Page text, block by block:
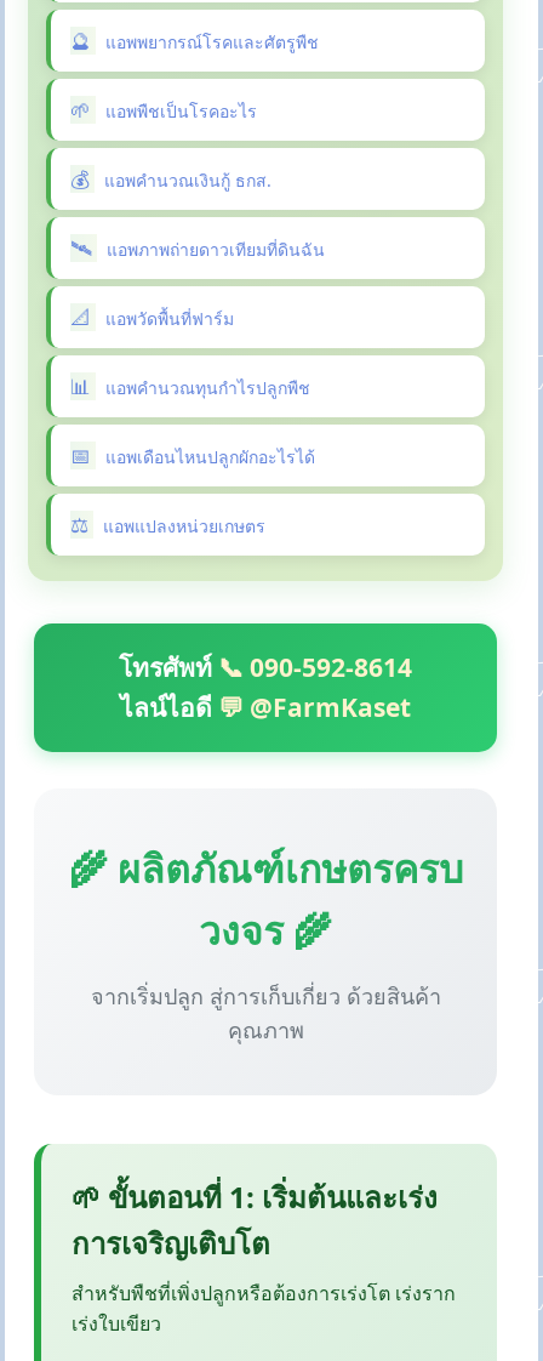
แอพพยากรณ์โรคและศัตรูพืช
แอพพืชเป็นโรคอะไร
แอพคำนวณเงินกู้ ธกส.
แอพภาพถ่ายดาวเทียมที่ดินฉัน
แอพวัดพื้นที่ฟาร์ม
แอพคำนวณทุนกำไรปลูกพืช
แอพเดือนไหนปลูกผักอะไรได้
แอพแปลงหน่วยเกษตร
โทรศัพท์ 📞 090-592-8614
ไลน์ไอดี 💬 @FarmKaset
🌾 ผลิตภัณฑ์เกษตรครบ
วงจร 🌾
จากเริ่มปลูก สู่การเก็บเกี่ยว ด้วยสินค้า
คุณภาพ
🌱 ขั้นตอนที่ 1: เริ่มต้นและเร่ง
การเจริญเติบโต
สำหรับพืชที่เพิ่งปลูกหรือต้องการเร่งโต เร่งราก
เร่งใบเขียว